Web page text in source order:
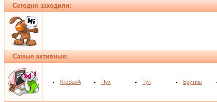
Сегодня заходили:
Самые активные:
KroSavA Пух Tyri Брутиш